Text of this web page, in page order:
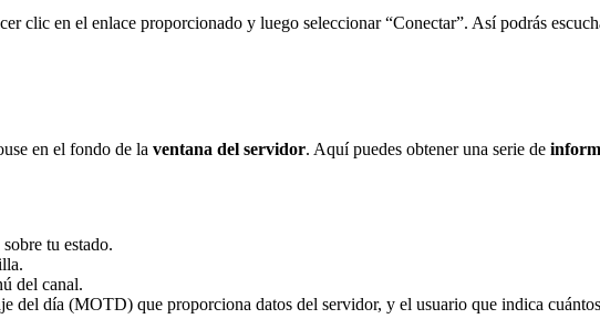
clic en el enlace proporcionado y luego seleccionar “Conectar”. Así podrás
en el fondo de la ventana del servidor. Aquí puedes obtener una serie de
tu estado.
del canal.
del día (MOTD) que proporciona datos del servidor, y el usuario que indica